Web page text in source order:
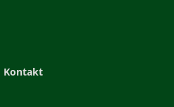
Kontakt